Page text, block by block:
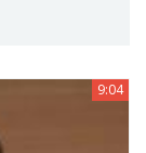
9:04